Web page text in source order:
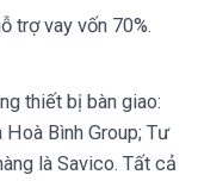
trợ vay vốn 70%.
thiết bị bàn giao:
Bình Group; Tư
là Savico. Tất cả